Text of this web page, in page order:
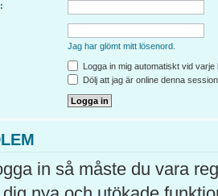
Jag har glömt mitt lösenord.
Logga in mig automatiskt vid varje
Dölj att jag är online denna
in så måste du vara